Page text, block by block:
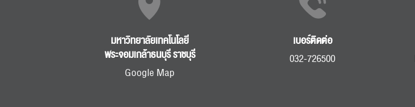
มหาวิทยาลัยเทคโนโลยี
พระจอมเกล้าธนบุรี ราชบุรี
Google Map
เบอร์ติดต่อ
032-726500